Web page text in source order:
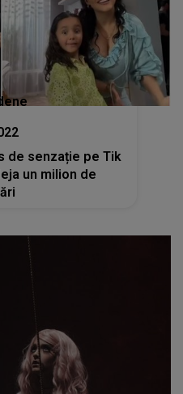
de senzație pe Tik
un milion de